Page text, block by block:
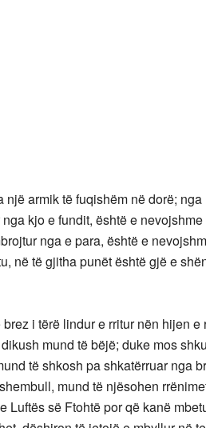
armik të fuqishëm në dorë;
kjo e fundit, është e nevojshme
nga e para, është e
në të gjitha punët është gjë e
i tërë lindur e rritur nën hijen e
mund të bëjë; duke mos
të shkosh pa shkatërruar nga
mund të njësohen
Luftës së Ftohtë por që kanë